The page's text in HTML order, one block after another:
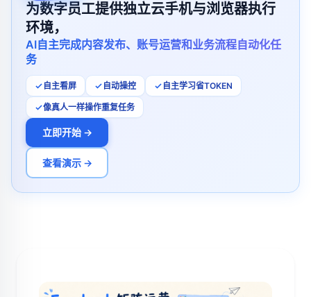
为数字员工提供独立云手机与浏览器执行
环境，
AI自主完成内容发布、账号运营和业务流程自动化任
务
自主看屏 自动操控 自主学习省TOKEN
像真人一样操作重复任务
立即开始 →
查看演示 →